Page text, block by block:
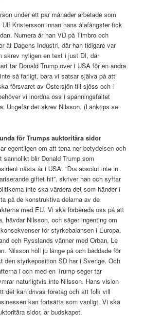
under ett par månader arbetade som
Kristersson innan hans ålafångster fick
Numera är han VD på Timbro och
åt Dagens Industri, där han tidigare var
skrev nyligen en text i just DI, där
tar Donald Trump över i USA för en andra
så farligt, bara vi satsar själva på att
försvaret av Östersjön till sjöss och i
vi inordna oss i spänningsfältet
Ungefär det skrev Nilsson. (Länktips se
för Trumps auktoritära sidor
egentligen om att tona ner betydelsen och
sannolikt blir Donald Trump som
nästa år i USA. ”Dra absolut inte in
giftet hit”, skriver han och syftar
inte ska värdera det som händer i
på de konstruktiva delarna av de
med EU. Vi ska förbereda oss på att
hävdar Nilsson, och säger ingenting om
för styrkebalansen i Europa,
och Rysslands vänner med Orban, Le
Nilsson höll ju länge på och bäddade för
den styrkeposition SD har i Sverige. Och
i och med en Trump-seger tar
naturligtvis inte Nilsson. Hans vision
det kan drivas företag och att folk vill
kan fortsätta som vanligt. Vi ska
sidor, är budskapet.